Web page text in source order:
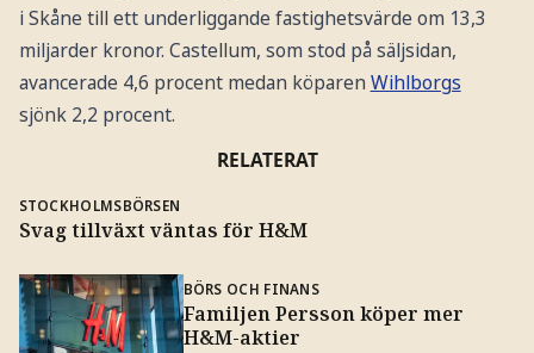
i Skåne till ett underliggande fastighetsvärde om 13,3
miljarder kronor. Castellum, som stod på säljsidan,
avancerade 4,6 procent medan köparen Wihlborgs
sjönk 2,2 procent.
RELATERAT
STOCKHOLMSBÖRSEN
Svag tillväxt väntas för H&M
BÖRS OCH FINANS
Familjen Persson köper mer
H&M-aktier